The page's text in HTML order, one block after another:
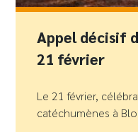
Appel décisif
21 février
Le 21 février,
catéchumènes à